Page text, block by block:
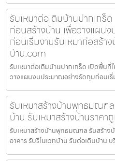
รับเหมาต่อเติมบ้านปากเกร็
ก่อนสร้างบ้าน เพื่อวางแผน
ก่อนเริ่มงานรับเหมาก่อสร้า
บ้าน.com
รับเหมาต่อเติมบ้านปากเกร็ด เปิดพื้น
วางแผนงบประมาณอย่างรัดกุมก่อนเริ่
รับเหมาสร้างบ้านพุทธมณฑ
บ้าน รับเหมาสร้างบ้านราคา
รับเหมาสร้างบ้านพุทธมณฑล รับสร้างบ้
อาคาร รับรีโนเวทบ้าน รับต่อเติมบ้าน